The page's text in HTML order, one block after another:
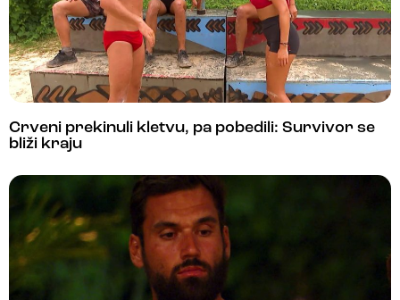
Crveni prekinuli kletvu, pa pobedili: Survivor se
bliži kraju